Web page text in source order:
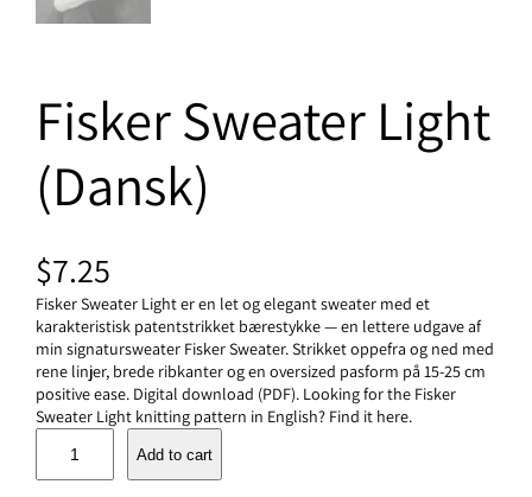
Fisker Sweater Light
(Dansk)
$7.25
Fisker Sweater Light er en let og elegant sweater med et
karakteristisk patentstrikket bærestykke — en lettere udgave af
min signatursweater Fisker Sweater. Strikket oppefra og ned med
rene linjer, brede ribkanter og en oversized pasform på 15-25 cm
positive ease. Digital download (PDF). Looking for the Fisker
Sweater Light knitting pattern in English? Find it here.
s
Add to cart